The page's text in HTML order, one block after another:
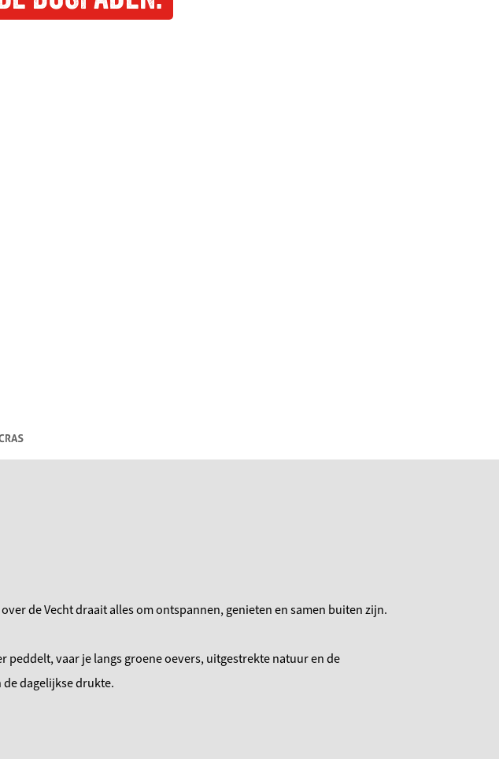
de Vecht draait alles om ontspannen, genieten en samen buiten zijn.
vaar je langs groene oevers, uitgestrekte natuur en de
dagelijkse drukte.